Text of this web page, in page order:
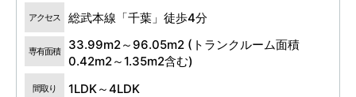
アクセス 総武本線「千葉」徒歩4分
専有面積
33.99m2～96.05m2 (トランクルーム面積
0.42m2～1.35m2含む)
間取り 1LDK～4LDK